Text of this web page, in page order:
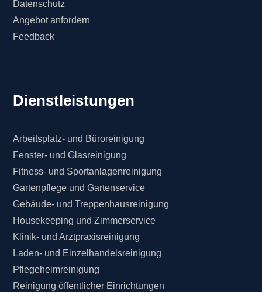
Datenschutz
Angebot anfordern
Feedback
Dienstleistungen
Arbeitsplatz- und Büroreinigung
Fenster- und Glasreinigung
Fitness- und Sportanlagenreinigung
Gartenpflege und Gartenservice
Gebäude- und Treppenhausreinigung
Housekeeping und Zimmerservice
Klinik- und Arztpraxisreinigung
Laden- und Einzelhandelsreinigung
Pflegeheimreinigung
Reinigung öffentlicher Einrichtungen